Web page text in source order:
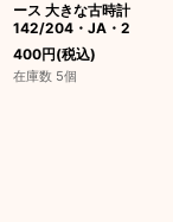
ース 大きな古時計
142/204・JA・2
400円(税込)
在庫数 5個